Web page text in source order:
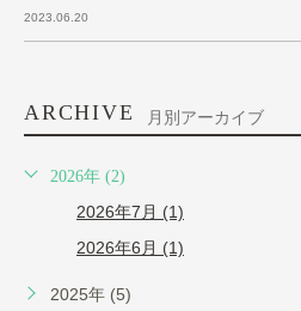
2023.06.20
ARCHIVE 月別アーカイブ
2026年 (2)
2026年7月 (1)
2026年6月 (1)
2025年 (5)